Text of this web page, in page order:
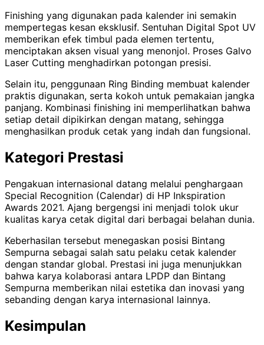
Finishing yang digunakan pada kalender ini semakin
mempertegas kesan eksklusif. Sentuhan Digital Spot UV
memberikan efek timbul pada elemen tertentu,
menciptakan aksen visual yang menonjol. Proses Galvo
Laser Cutting menghadirkan potongan presisi.
Selain itu, penggunaan Ring Binding membuat kalender
praktis digunakan, serta kokoh untuk pemakaian jangka
panjang. Kombinasi finishing ini memperlihatkan bahwa
setiap detail dipikirkan dengan matang, sehingga
menghasilkan produk cetak yang indah dan fungsional.
Kategori Prestasi
Pengakuan internasional datang melalui penghargaan
Special Recognition (Calendar) di HP Inkspiration
Awards 2021. Ajang bergengsi ini menjadi tolok ukur
kualitas karya cetak digital dari berbagai belahan dunia.
Keberhasilan tersebut menegaskan posisi Bintang
Sempurna sebagai salah satu pelaku cetak kalender
dengan standar global. Prestasi ini juga menunjukkan
bahwa karya kolaborasi antara LPDP dan Bintang
Sempurna memberikan nilai estetika dan inovasi yang
sebanding dengan karya internasional lainnya.
Kesimpulan